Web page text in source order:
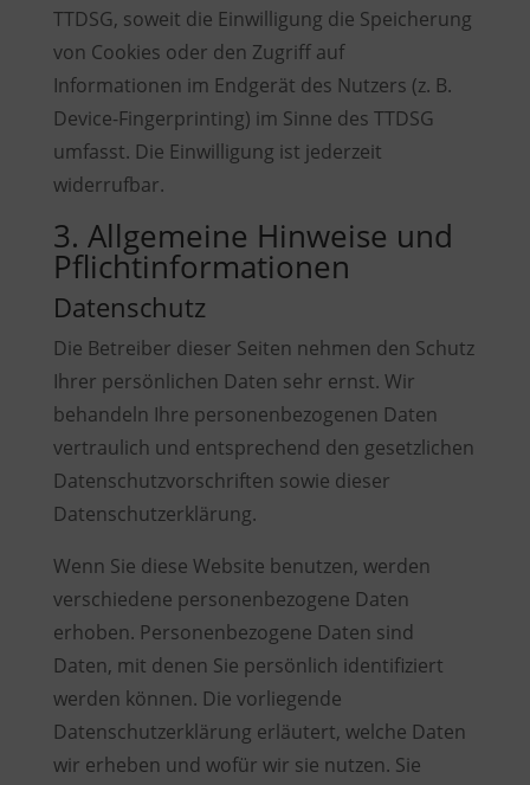
TTDSG, soweit die Einwilligung die Speicherung
von Cookies oder den Zugriff auf
Informationen im Endgerät des Nutzers (z. B.
Device-Fingerprinting) im Sinne des TTDSG
umfasst. Die Einwilligung ist jederzeit
widerrufbar.
3. Allgemeine Hinweise und
Pflicht­informationen
Datenschutz
Die Betreiber dieser Seiten nehmen den Schutz
Ihrer persönlichen Daten sehr ernst. Wir
behandeln Ihre personenbezogenen Daten
vertraulich und entsprechend den gesetzlichen
Datenschutzvorschriften sowie dieser
Datenschutzerklärung.
Wenn Sie diese Website benutzen, werden
verschiedene personenbezogene Daten
erhoben. Personenbezogene Daten sind
Daten, mit denen Sie persönlich identifiziert
werden können. Die vorliegende
Datenschutzerklärung erläutert, welche Daten
wir erheben und wofür wir sie nutzen. Sie